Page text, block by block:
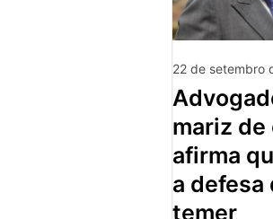
22 de setembro
advogado antônio
mariz
afirma
a defesa
temer